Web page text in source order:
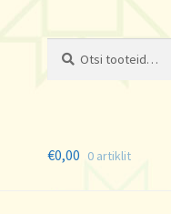
€0,00 0 artiklit